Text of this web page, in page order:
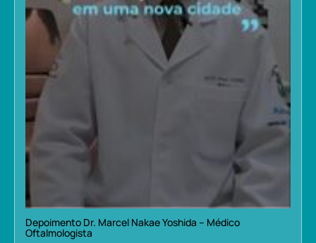
Depoimento Dr. Marcel Nakae Yoshida – Médico
Oftalmologista